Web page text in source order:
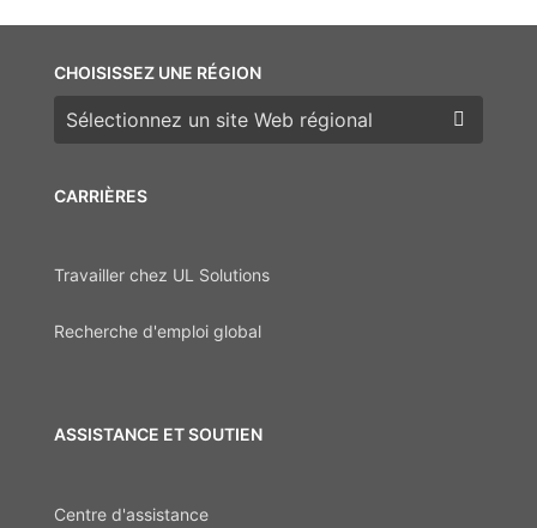
CARRIÈRES
Travailler chez UL Solutions
Recherche d'emploi global
ASSISTANCE ET SOUTIEN
Centre d'assistance
CHOISISSEZ UNE RÉGION
Choisissez une région